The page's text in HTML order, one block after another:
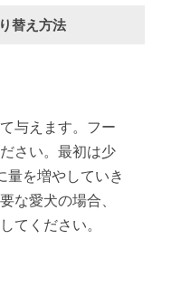
替え方法
与えます。フー
さい。最初は少
量を増やしていき
な愛犬の場合、
てください。